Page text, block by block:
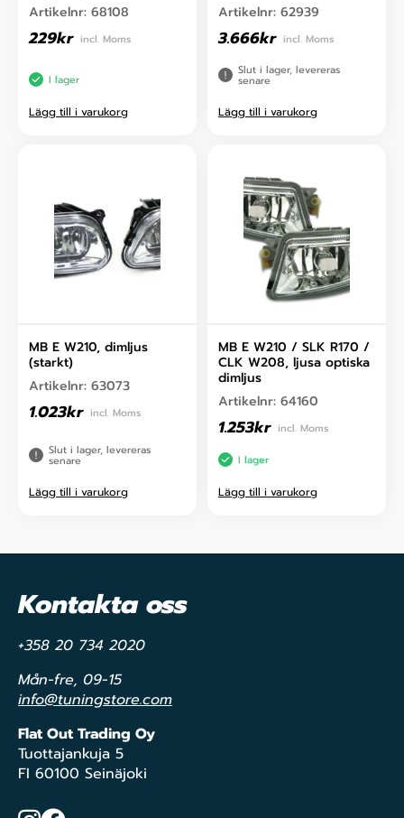
Artikelnr: 68108
229kr incl. Moms
I lager
Lägg till i varukorg
Artikelnr: 62939
3.666kr incl. Moms
Slut i lager, levereras
senare
Lägg till i varukorg
MB E W210, dimljus
(starkt)
Artikelnr: 63073
1.023kr incl. Moms
Slut i lager, levereras
senare
Lägg till i varukorg
MB E W210 / SLK R170 /
CLK W208, ljusa optiska
dimljus
Artikelnr: 64160
1.253kr incl. Moms
I lager
Lägg till i varukorg
Kontakta oss
+358 20 734 2020
Mån-fre, 09-15
info@tuningstore.com
Flat Out Trading Oy
Tuottajankuja 5
FI 60100 Seinäjoki